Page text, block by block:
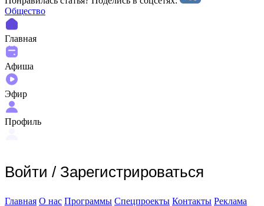
Общество
Главная
Афиша
Эфир
Профиль
Войти / Зарегистрироваться
Главная О нас Программы Спецпроекты Контакты Реклама